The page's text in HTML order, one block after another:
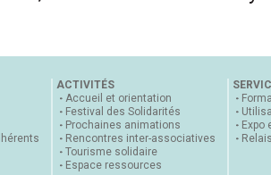
ACTIVITÉS
Accueil et orientation
Festival des Solidarités
Prochaines animations
Rencontres inter-associatives
Tourisme solidaire
Espace ressources
Expo